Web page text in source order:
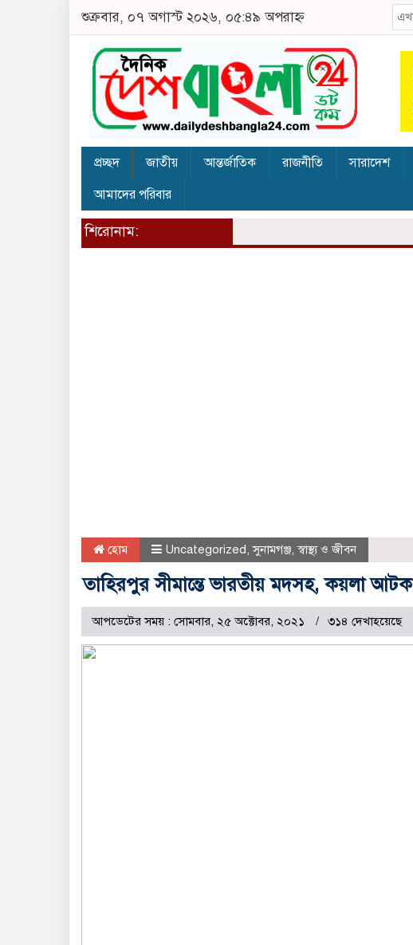
শুক্রবার, ০৭ অগাস্ট ২০২৬, ০৫:৪৯ অপরাহ্ন
প্রচ্ছদ জাতীয় আন্তর্জাতিক রাজনীতি সারাদেশ
আমাদের পরিবার
শিরোনাম:
হোম Uncategorized,সুনামগঞ্জ,স্বাস্থ্য ও জীবন
তাহিরপুর সীমান্তে ভারতীয় মদসহ, কয়লা আটক
আপডেটের সময় : সোমবার, ২৫ অক্টোবর, ২০২১ ৩১৪ দেখাহয়েছে